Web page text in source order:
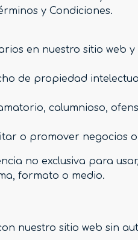
y Condiciones.
en nuestro sitio web
de propiedad
calumnioso,
o promover negocios
no exclusiva para
formato o medio.
nuestro sitio web sin